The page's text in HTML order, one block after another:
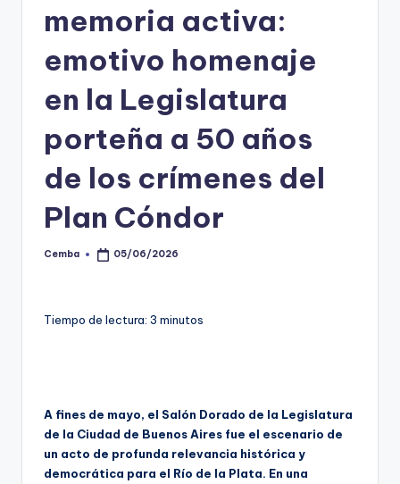
memoria activa:
emotivo homenaje
en la Legislatura
porteña a 50 años
de los crímenes del
Plan Cóndor
Posted
Cemba 05/06/2026
Tiempo de lectura: 3 minutos
A fines de mayo, el Salón Dorado de la Legislatura
de la Ciudad de Buenos Aires fue el escenario de
un acto de profunda relevancia histórica y
democrática para el Río de la Plata. En una